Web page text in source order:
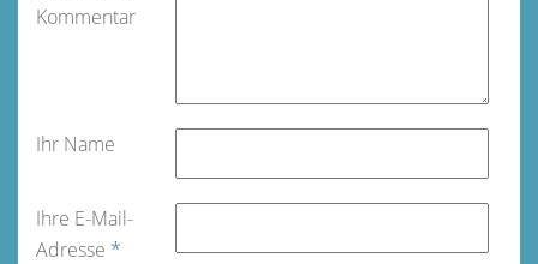
Kommentar
Ihr Name
Ihre E-Mail-
Adresse *